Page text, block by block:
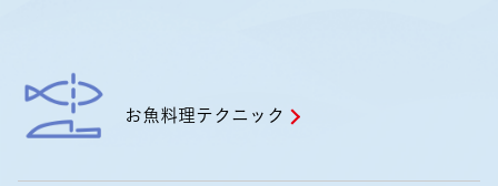
お魚料理テクニック